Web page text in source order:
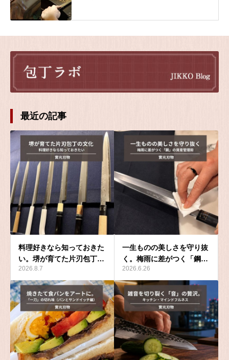
最近の記事
料理好きなら知っておきた
い。堺が育てた片刃包丁…
2026.8.7
一生ものの美しさを守り抜
く。梅雨に差がつく「鋼…
2026.6.26